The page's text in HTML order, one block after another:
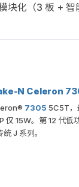
块化（3 板 + 智
N Celeron
7305 5C5T，
仅 15W。第 12 代低
J 系列。